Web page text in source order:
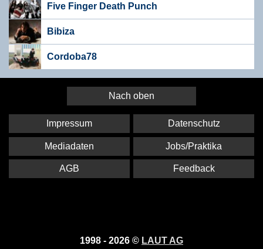
Five Finger Death Punch
Bibiza
Cordoba78
Nach oben
1998 - 2026 © LAUT AG
Impressum Datenschutz
Mediadaten Jobs/Praktika
AGB Feedback